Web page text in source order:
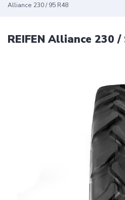
Alliance 230 / 95 R48
REIFEN Alliance 230 /